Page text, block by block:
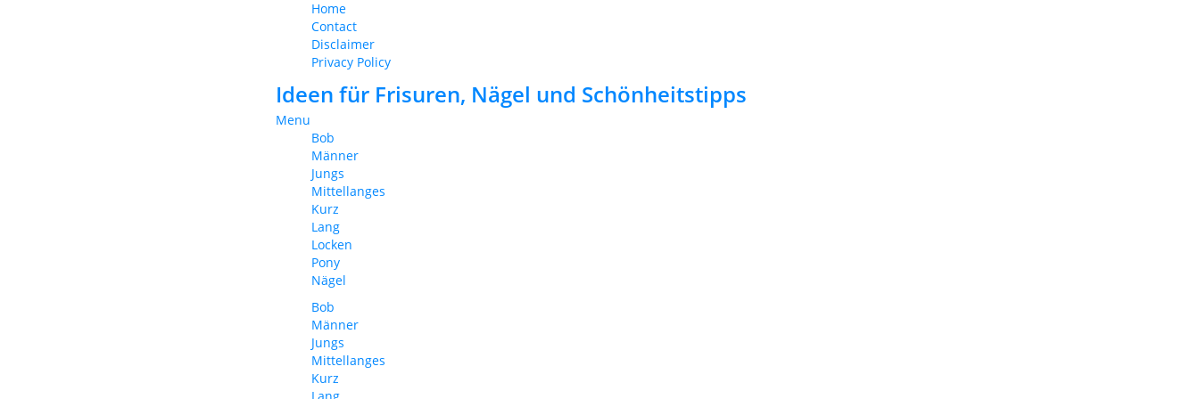
Home
Contact
Disclaimer
Privacy Policy
Ideen für Frisuren, Nägel und Schönheitstipps
Menu
Bob
Männer
Jungs
Mittellanges
Kurz
Lang
Locken
Pony
Nägel
Bob
Männer
Jungs
Mittellanges
Kurz